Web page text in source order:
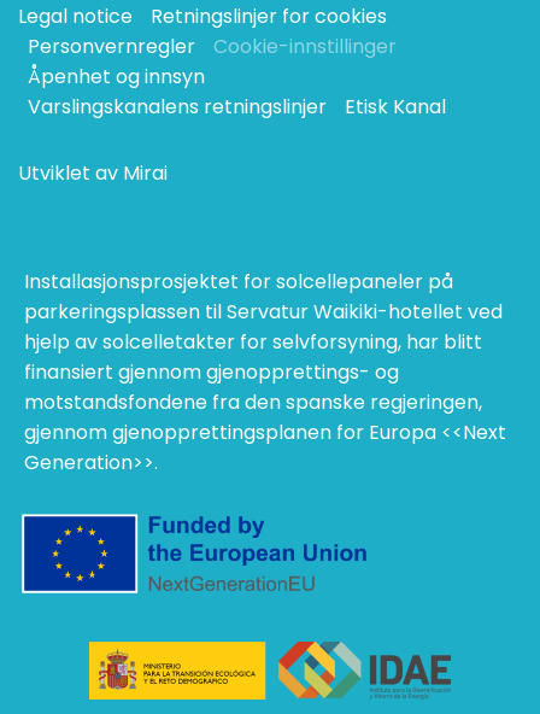
Legal notice
Retningslinjer for cookies
Personvernregler
Cookie-innstillinger
Åpenhet og innsyn
Varslingskanalens retningslinjer
Etisk Kanal
Utviklet av Mirai
Installasjonsprosjektet for solcellepaneler på
parkeringsplassen til Servatur Waikiki-hotellet ved
hjelp av solcelletakter for selvforsyning, har blitt
finansiert gjennom gjenopprettings- og
motstandsfondene fra den spanske regjeringen,
gjennom gjenopprettingsplanen for Europa <<Next
Generation>>.